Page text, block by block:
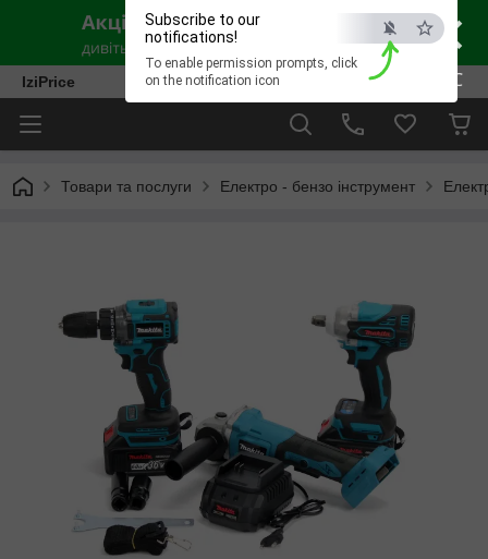
×
ESC
Subscribe to our
notifications!
To enable permission prompts, click
on the notification icon
IziPrice
Товари та послуги Електро - бензо інструмент